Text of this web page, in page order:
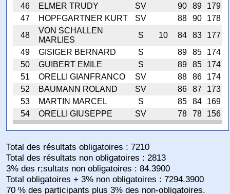
46
ELMER TRUDY SV 90 89
179
47
HOPFGARTNER KURT SV 88 90
178
48
VON SCHALLEN
MARLIES
S 10 84 83
177
49
GISIGER BERNARD S 89 85
174
50
GUIBERT EMILE S 89 85
174
51
ORELLI GIANFRANCO SV 88 86
174
52
BAUMANN ROLAND SV 86 87
173
53
MARTIN MARCEL S 85 84
169
54
ORELLI GIUSEPPE SV 78 78 156
Total des résultats obligatoires : 7210
Total des résultats non obligatoires : 2813
3% des r;sultats non obligatoires : 84.3900
Total obligatoires + 3% non obligatoires : 7294.3900
70 % des participants plus 3% des non-obligatoires.